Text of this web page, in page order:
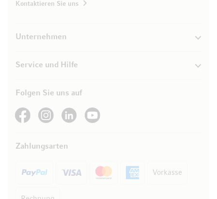
Kontaktieren Sie uns
Unternehmen
Service und Hilfe
Folgen Sie uns auf
See our FacebookSee our Instagram account
See our LinkedInSee our YouTube channel
Zahlungsarten
Vorkasse